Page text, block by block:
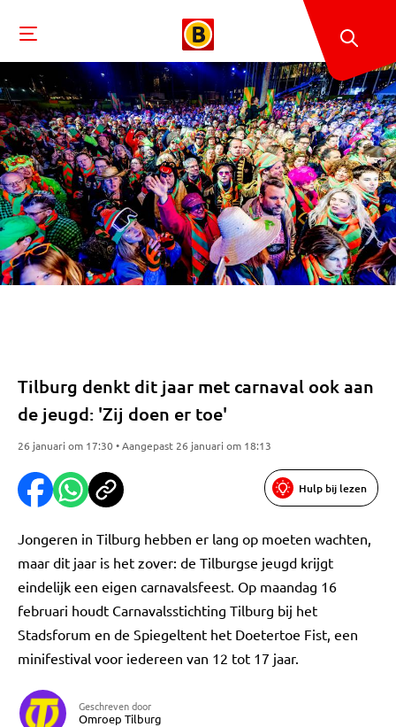
Tilburg denkt dit jaar met carnaval ook aan
de jeugd: 'Zij doen er toe'
26 januari om 17:30 • Aangepast 26 januari om 18:13
Hulp bij lezen
Jongeren in Tilburg hebben er lang op moeten wachten,
maar dit jaar is het zover: de Tilburgse jeugd krijgt
eindelijk een eigen carnavalsfeest. Op maandag 16
februari houdt Carnavalsstichting Tilburg bij het
Stadsforum en de Spiegeltent het Doetertoe Fist, een
minifestival voor iedereen van 12 tot 17 jaar.
Geschreven door
Omroep Tilburg